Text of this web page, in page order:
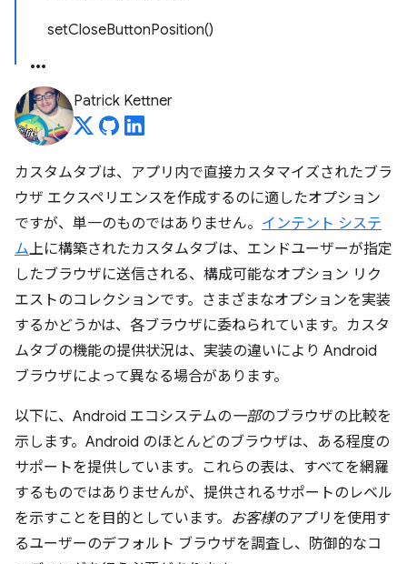
setCloseButtonPosition()
Patrick Kettner
カスタムタブは、アプリ内で直接カスタマイズされたブラ
ウザ エクスペリエンスを作成するのに適したオプション
ですが、単一のものではありません。 インテント システ
ム上に構築されたカスタムタブは、エンドユーザーが指定
したブラウザに送信される、構成可能なオプション リク
エストのコレクションです。さまざまなオプションを実装
するかどうかは、各ブラウザに委ねられています。カスタ
ムタブの機能の提供状況は、実装の違いにより Android
ブラウザによって異なる場合があります。
以下に、Android エコシステムの一部のブラウザの比較を
示します。Android のほとんどのブラウザは、ある程度の
サポートを提供しています。これらの表は、すべてを網羅
するものではありませんが、提供されるサポートのレベル
を示すことを目的としています。 お客様のアプリを使用す
るユーザーのデフォルト ブラウザを調査し、防御的なコ